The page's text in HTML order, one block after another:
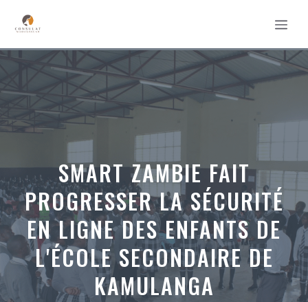
contenu
SMART ZAMBIE FAIT
PROGRESSER LA SÉCURITÉ
EN LIGNE DES ENFANTS DE
L'ÉCOLE SECONDAIRE DE
KAMULANGA